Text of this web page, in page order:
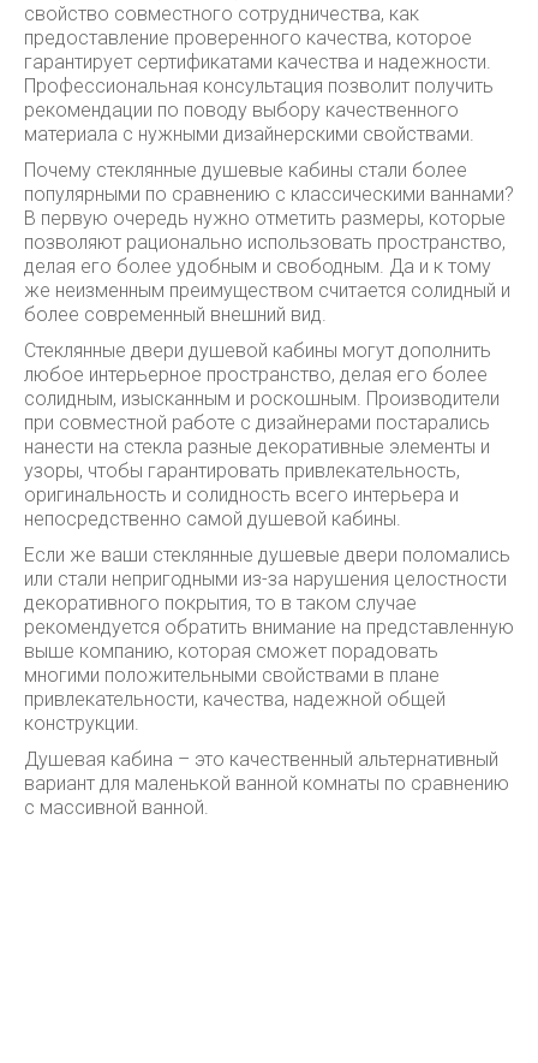
свойство совместного сотрудничества, как
предоставление проверенного качества, которое
гарантирует сертификатами качества и надежности.
Профессиональная консультация позволит получить
рекомендации по поводу выбору качественного
материала с нужными дизайнерскими свойствами.
Почему стеклянные душевые кабины стали более
популярными по сравнению с классическими ваннами?
В первую очередь нужно отметить размеры, которые
позволяют рационально использовать пространство,
делая его более удобным и свободным. Да и к тому
же неизменным преимуществом считается солидный и
более современный внешний вид.
Стеклянные двери душевой кабины могут дополнить
любое интерьерное пространство, делая его более
солидным, изысканным и роскошным. Производители
при совместной работе с дизайнерами постарались
нанести на стекла разные декоративные элементы и
узоры, чтобы гарантировать привлекательность,
оригинальность и солидность всего интерьера и
непосредственно самой душевой кабины.
Если же ваши стеклянные душевые двери поломались
или стали непригодными из-за нарушения целостности
декоративного покрытия, то в таком случае
рекомендуется обратить внимание на представленную
выше компанию, которая сможет порадовать
многими положительными свойствами в плане
привлекательности, качества, надежной общей
конструкции.
Душевая кабина – это качественный альтернативный
вариант для маленькой ванной комнаты по сравнению
с массивной ванной.